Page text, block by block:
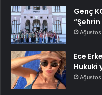
Genç
Ece
Hukuki